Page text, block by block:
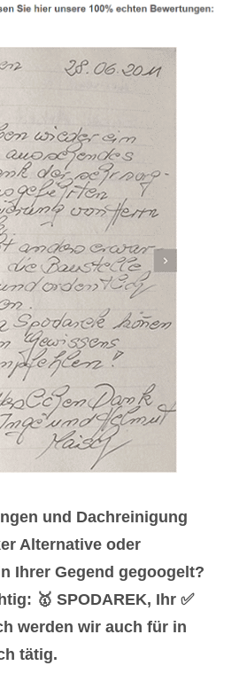
und Dachreinigung
Alternative oder
Ihrer Gegend gegoogelt?
🥇 SPODAREK, Ihr ✅
werden wir auch für in
tätig.